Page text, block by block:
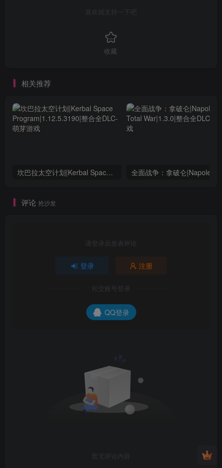
喜欢就支持一下吧
收藏
相关推荐
坎巴拉太空计划|Kerbal Space Program|1.12.5.3190|整合全DLC
评论 抢沙发
请登录后发表评论
登录 注册
社交账号登录
QQ登录
暂无评论内容